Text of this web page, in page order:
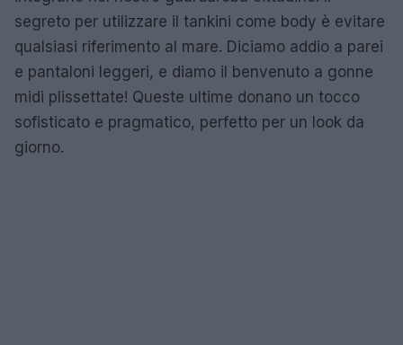
segreto per utilizzare il tankini come body è evitare
qualsiasi riferimento al mare. Diciamo addio a parei
e pantaloni leggeri, e diamo il benvenuto a gonne
midi plissettate! Queste ultime donano un tocco
sofisticato e pragmatico, perfetto per un look da
giorno.